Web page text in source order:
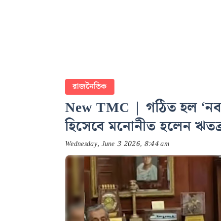
রাজনৈতিক
New TMC | গঠিত হল
হিসেবে মনোনীত হলেন
Wednesday, June 3 2026, 8:44 am